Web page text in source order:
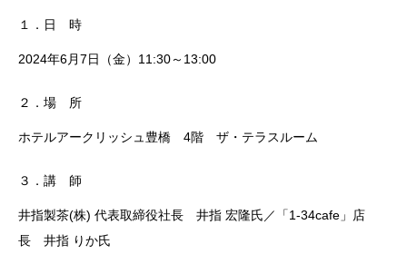
１．日 時
2024年6月7日（金）11:30～13:00
２．場 所
ホテルアークリッシュ豊橋 4階 ザ・テラスルーム
３．講 師
井指製茶(株) 代表取締役社長 井指 宏隆氏／「1-34cafe」店
長 井指 りか氏